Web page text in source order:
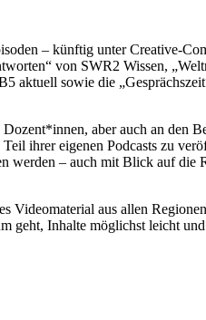
– künftig unter Creative-
von SWR2 Wissen,
aktuell sowie die
aber auch an den
ihrer eigenen Podcasts zu
– auch mit Blick auf die
Videomaterial aus allen
geht, Inhalte möglichst leicht